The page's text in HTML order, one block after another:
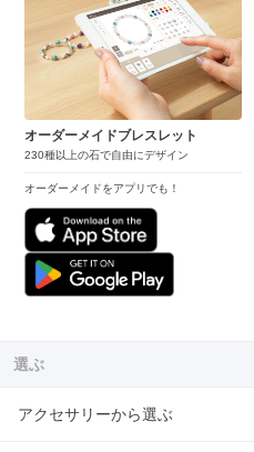
オーダーメイドブレスレット
230種以上の石で自由にデザイン
オーダーメイドをアプリでも！
選ぶ
アクセサリーから選ぶ